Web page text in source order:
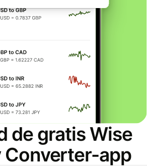
de gratis Wise
Converter-app